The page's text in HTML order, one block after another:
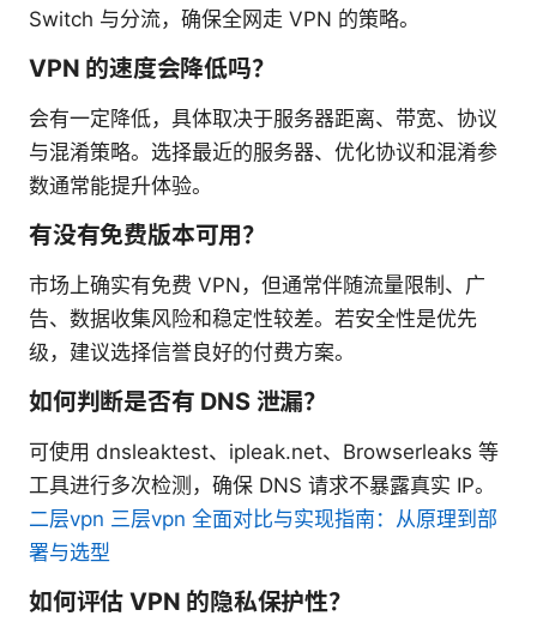
Switch 与分流，确保全网走 VPN 的策略。
VPN 的速度会降低吗？
会有一定降低，具体取决于服务器距离、带宽、协议
与混淆策略。选择最近的服务器、优化协议和混淆参
数通常能提升体验。
有没有免费版本可用？
市场上确实有免费 VPN，但通常伴随流量限制、广
告、数据收集风险和稳定性较差。若安全性是优先
级，建议选择信誉良好的付费方案。
如何判断是否有 DNS 泄漏？
可使用 dnsleaktest、ipleak.net、Browserleaks 等
工具进行多次检测，确保 DNS 请求不暴露真实 IP。
二层vpn 三层vpn 全面对比与实现指南：从原理到部
署与选型
如何评估 VPN 的隐私保护性？